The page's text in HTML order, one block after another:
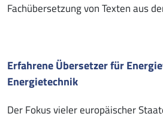
Fachübersetzung von Texten aus
Erfahrene Übersetzer für
Energietechnik
Der Fokus vieler europäischer